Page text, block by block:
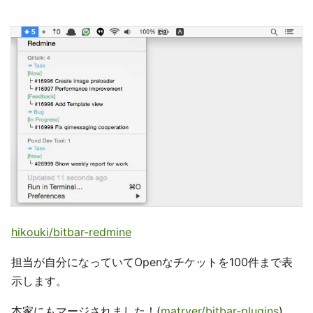
hikouki/bitbar-redmine
担当が自分になっていてOpenなチケットを100件まで表
示します。